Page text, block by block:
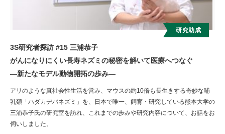
研究助成
3S研究者探訪 #15 三浦恭子
がんになりにくい長寿ネズミの秘密を解いて医療へつなぐ
―新たなモデル動物開拓の歩み―
アリのような真社会性生活を営み、マウスの約10倍も長生きする奇妙な哺
乳類「ハダカデバネズミ」を、日本で唯一、飼育・研究している熊本大学の
三浦恭子氏の研究室を訪れ、これまでの歩みや研究内容について、お話をお
伺いしました。